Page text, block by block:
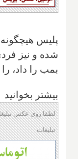
پلیس
شده و نیز
بمب را داد،
بیشتر بخوانید
لطفا روی عکس
تبلیغات